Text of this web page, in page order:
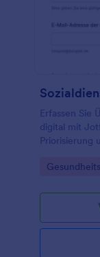
Erfassen Sie
digital mit
Priorisierung
Go to